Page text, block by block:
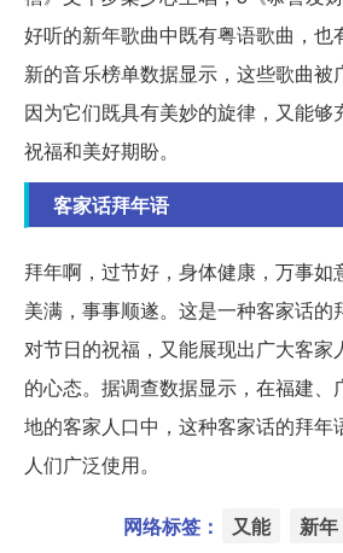
好听的新年歌曲中既有粤语歌曲，也
新的音乐榜单数据显示，这些歌曲被
因为它们既具有美妙的旋律，又能够
祝福和美好期盼。
客家话拜年语
拜年啊，过节好，身体健康，万事如
美满，事事顺遂。这是一种客家话的
对节日的祝福，又能展现出广大客家
的心态。据调查数据显示，在福建、
地的客家人口中，这种客家话的拜年
人们广泛使用。
网络标签： 又能 新年